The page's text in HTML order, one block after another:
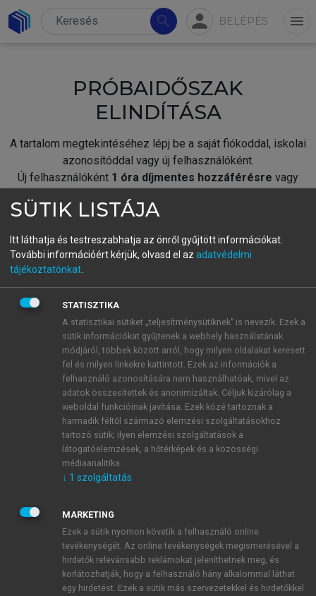
search person BELÉPÉS menu
PRÓBAIDŐSZAK
ELINDÍTÁSA
A tartalom megtekintéséhez lépj be a saját fiókoddal, iskolai
azonosítóddal vagy új felhasználóként.
Új felhasználóként 1 óra díjmentes hozzáférésre vagy
fiókoddal,vagy hozz létre új fiókot.
A regisztráció után apróbaidőszakautomatikusan
BELÉPÉS SAJÁT FIÓKKAL
ÚJ FIÓK LÉTREHOZÁSA
1 óra díjmentes hozzáférés
E-MAIL-CÍM
JELSZÓ
JELSZÓ ÚJRA
SÜTIK LISTÁJA
Itt láthatja és testreszabhatja az önről gyűjtött információkat.
További információért kérjük, olvasd el az adatvédelmi
tájékoztatónkat
STATISZTIKA
A statisztikai sütiket „teljesítménysütiknek” is nevezik. Ezek a
sütik információkat gyűjtenek a webhely használatának
módjáról, többek között arról, hogy milyen oldalakat keresett
fel és milyen linkekre kattintott. Ezek az információk a
felhasználó azonosítására nem használhatóak, mivel az
adatok összesítettek és anonimizáltak. Céljuk kizárólag a
weboldal funkcióinak javítása. Ezek közé tartoznak a
harmadik féltől származó elemzési szolgáltatásokhoz
tartozó sütik; ilyen elemzési szolgáltatások a
látogatóelemzések, a hőtérképek és a közösségi
médiaanalitika.
↓ 1 szolgáltatás
MARKETING
Ezek a sütik nyomon követik a felhasználó online
tevékenységét. Az online tevékenységek megismerésével a
hirdetők relevánsabb reklámokat jeleníthetnek meg, és
korlátozhatják, hogy a felhasználó hány alkalommal láthat
egy hirdetést. Ezek a sütik más szervezetekkel és hirdetőkkel